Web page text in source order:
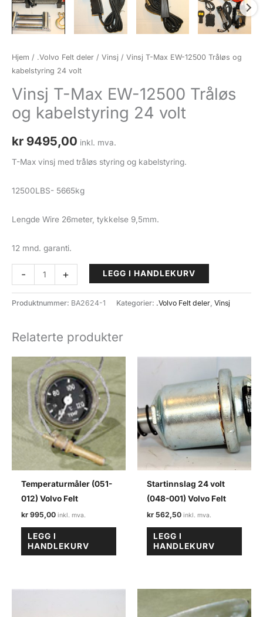
Hjem / .Volvo Felt deler / Vinsj / Vinsj T-Max EW-12500 Tråløs og
kabelstyring 24 volt
Vinsj T-Max EW-12500 Tråløs
og kabelstyring 24 volt
kr 9495,00 inkl. mva.
T-Max vinsj med tråløs styring og kabelstyring.
12500LBS- 5665kg
Lengde Wire 26meter, tykkelse 9,5mm.
12 mnd. garanti.
-
T-
Max
Tråløs
og
kabelstyring
+ LEGG I HANDLEKURV
Produktnummer: BA2624-1 Kategorier: .Volvo Felt deler, Vinsj
Relaterte produkter
Temperaturmåler (051-
012) Volvo Felt
kr 995,00
LEGG I
HANDLEKURV
Startinnslag 24 volt
(048-001) Volvo Felt
kr 562,50
LEGG I
HANDLEKURV